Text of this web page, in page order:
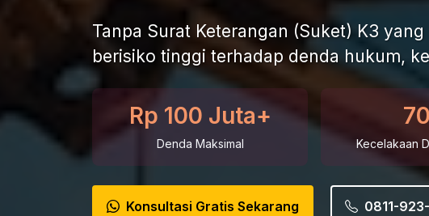
Tanpa Surat Keterangan (Suket) K3
berisiko tinggi terhadap denda hukum,
Rp 100 Juta+
Denda Maksimal Kecelakaan
Konsultasi Gratis Sekarang 0811-